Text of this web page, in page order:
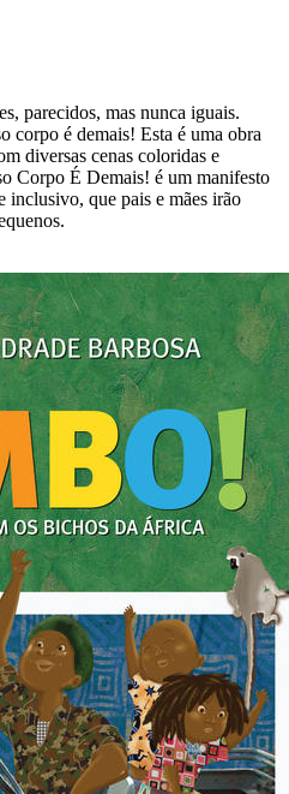
parecidos, mas nunca iguais.
corpo é demais! Esta é uma obra
diversas cenas coloridas e
Corpo É Demais! é um manifesto
inclusivo, que pais e mães irão